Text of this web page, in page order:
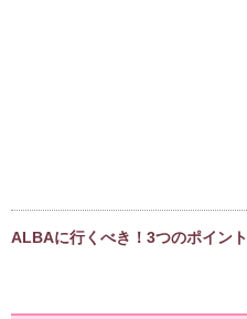
ALBAに行くべき！3つのポイント